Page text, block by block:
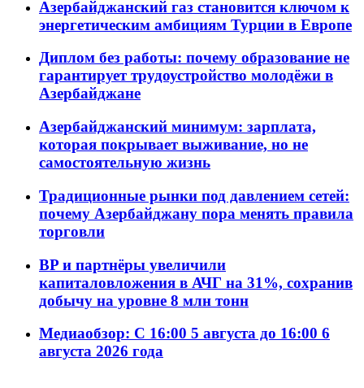
Азербайджанский газ становится ключом к
энергетическим амбициям Турции в Европе
Диплом без работы: почему образование не
гарантирует трудоустройство молодёжи в
Азербайджане
Азербайджанский минимум: зарплата,
которая покрывает выживание, но не
самостоятельную жизнь
Традиционные рынки под давлением сетей:
почему Азербайджану пора менять правила
торговли
BP и партнёры увеличили
капиталовложения в АЧГ на 31%, сохранив
добычу на уровне 8 млн тонн
Медиаобзор: С 16:00 5 августа до 16:00 6
августа 2026 года